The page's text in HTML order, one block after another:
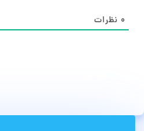
۰ نظرات